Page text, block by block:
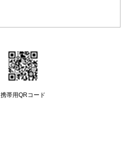
携帯用QRコード